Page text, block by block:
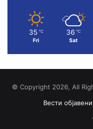
35 ℃
Fri
36 ℃
Sat
© Copyright 2026, All
Вести